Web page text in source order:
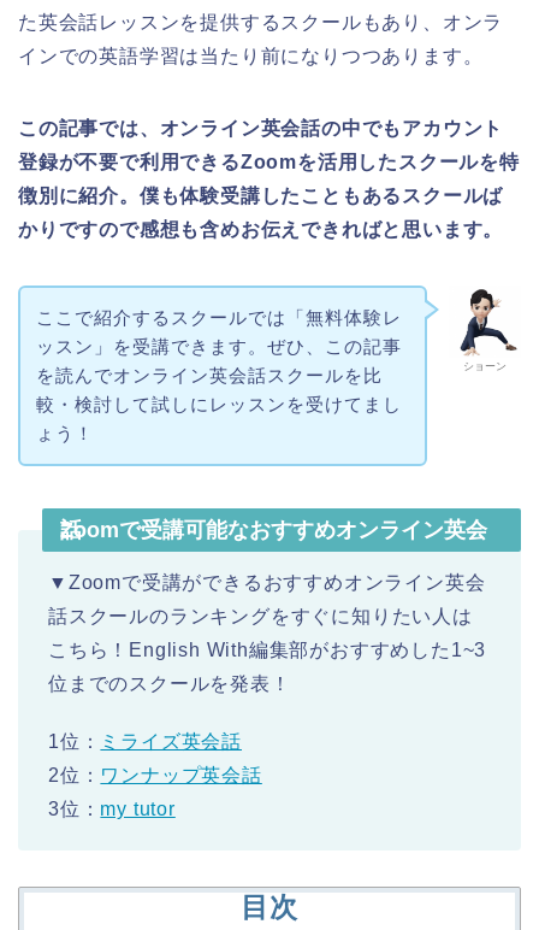
た英会話レッスンを提供するスクールもあり、オンラ
インでの英語学習は当たり前になりつつあります。
この記事では、オンライン英会話の中でもアカウント
登録が不要で利用できるZoomを活用したスクールを特
徴別に紹介。僕も体験受講したこともあるスクールば
かりですので感想も含めお伝えできればと思います。
ショーン
ここで紹介するスクールでは「無料体験レ
ッスン」を受講できます。ぜひ、この記事
を読んでオンライン英会話スクールを比
較・検討して試しにレッスンを受けてまし
ょう！
Zoomで受講可能なおすすめオンライン英会話
▼Zoomで受講ができるおすすめオンライン英会
話スクールのランキングをすぐに知りたい人は
こちら！English With編集部がおすすめした1~3
位までのスクールを発表！
1位：
ミライズ英会話
2位： ワンナップ英会話
3位： my tutor
目次